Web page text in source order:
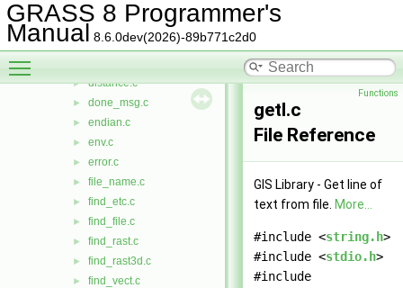
GRASS 8 Programmer's
Manual 8.6.0dev(2026)-89b771c2d0
► counter.c
► date.c
► datum.c
► distance.c
► done_msg.c
► endian.c
► env.c
► error.c
► file_name.c
► find_etc.c
► find_file.c
► find_rast.c
► find_rast3d.c
► find_vect.c
Functions
getl.c
File Reference
GIS Library - Get line of
text from file. More...
#include <string.h>
#include <stdio.h>
#include